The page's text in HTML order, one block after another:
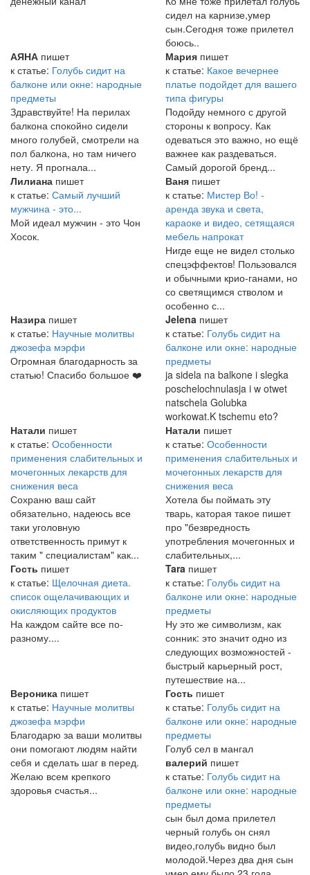
сидел на карнизе,умер
сын.Сегодня тоже прилетел
боюсь..
АЯНА пишет
к статье: Голубь сидит на
балконе или окне: народные
предметы
Здравствуйте! На перилах
балкона спокойно сидели
много голубей, смотрели на
пол балкона, но там ничего
нету. Я прогнала...
Мария пишет
к статье: Какое вечернее
платье подойдет для вашего
типа фигуры
Подойду немного с другой
стороны к вопросу. Как
одеваться это важно, но ещё
важнее как раздеваться.
Самый дорогой бренд...
Лилиана пишет
к статье: Самый лучший
мужчина - это...
Мой идеал мужчин - это Чон
Хосок.
Ваня пишет
к статье: Мистер Во! -
аренда звука и света,
караоке и видео, сетящаяся
мебель напрокат
Нигде еще не видел столько
спецэффектов! Пользовался
и обычными крио-ганами, но
со светящимся стволом и
особенно с...
Назира пишет
к статье: Научные молитвы
джозефа мэрфи
Огромная благодарность за
статью! Спасибо большое ❤️
Jelena пишет
к статье: Голубь сидит на
балконе или окне: народные
предметы
ja sidela na balkone i slegka
poschelochnulasja i w otwet
natschela Golubka
workowat.K tschemu eto?
Натали пишет
к статье: Особенности
применения слабительных и
мочегонных лекарств для
снижения веса
Сохраню ваш сайт
обязательно, надеюсь все
таки уголовную
ответственность примут к
таким " специалистам" как...
Натали пишет
к статье: Особенности
применения слабительных и
мочегонных лекарств для
снижения веса
Хотела бы поймать эту
тварь, каторая такое пишет
про "безвредность
употребления мочегонных и
слабительных,...
Гость пишет
к статье: Щелочная диета.
список ощелачивающих и
окисляющих продуктов
На каждом сайте все по-
разному....
Tara пишет
к статье: Голубь сидит на
балконе или окне: народные
предметы
Ну это же символизм, как
сонник: это значит одно из
следующих возможностей -
быстрый карьерный рост,
путешествие на...
Вероника пишет
к статье: Научные молитвы
джозефа мэрфи
Благодарю за ваши молитвы
они помогают людям найти
себя и сделать шаг в перед.
Желаю всем крепкого
здоровья счастья...
Гость пишет
к статье: Голубь сидит на
балконе или окне: народные
предметы
Голуб сел в мангал
валерий пишет
к статье: Голубь сидит на
балконе или окне: народные
предметы
сын был дома прилетел
черный голубь он снял
видео,голубь видно был
молодой.Через два дня сын